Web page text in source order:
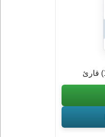
) قارئ